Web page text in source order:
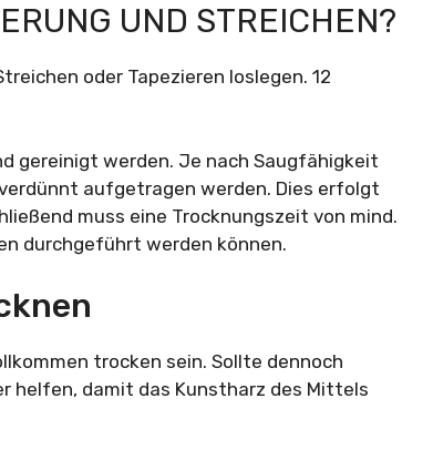
UND STREICHEN?
oder Tapezieren loslegen. 12
gereinigt werden. Je nach Saugfähigkeit
aufgetragen werden. Dies erfolgt
muss eine Trocknungszeit von mind.
durchgeführt werden können.
trocken sein. Sollte dennoch
helfen, damit das Kunstharz des Mittels